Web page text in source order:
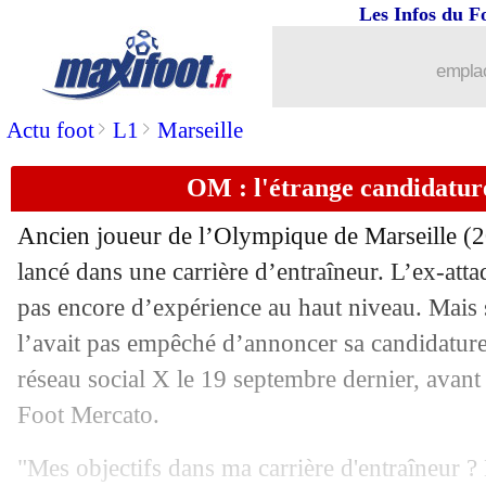
Actu foot> L1 > Marseille
Les Infos du
OM : l'étrange
Ancien joueur de l’Olympique de Marseille
lancé dans une carrière d’entraîneur. L’ex-
pas encore d’expérience au haut niveau.
l’avait pas empêché d’annoncer sa
réseau social X le 19 septembre dernier,
Foot Mercato.
"Mes objectifs dans ma carrière d'entraîneur
... brèves d'AUJOURD'HUI (10 août
... Liste des brèves du mar. 3 octobre
02/10 LdC : les grosses cotes du jour !
02/10 Ang.: Mudryk enfin buteur, Chelsea
L2 : Ajaccio remporte le derby corse